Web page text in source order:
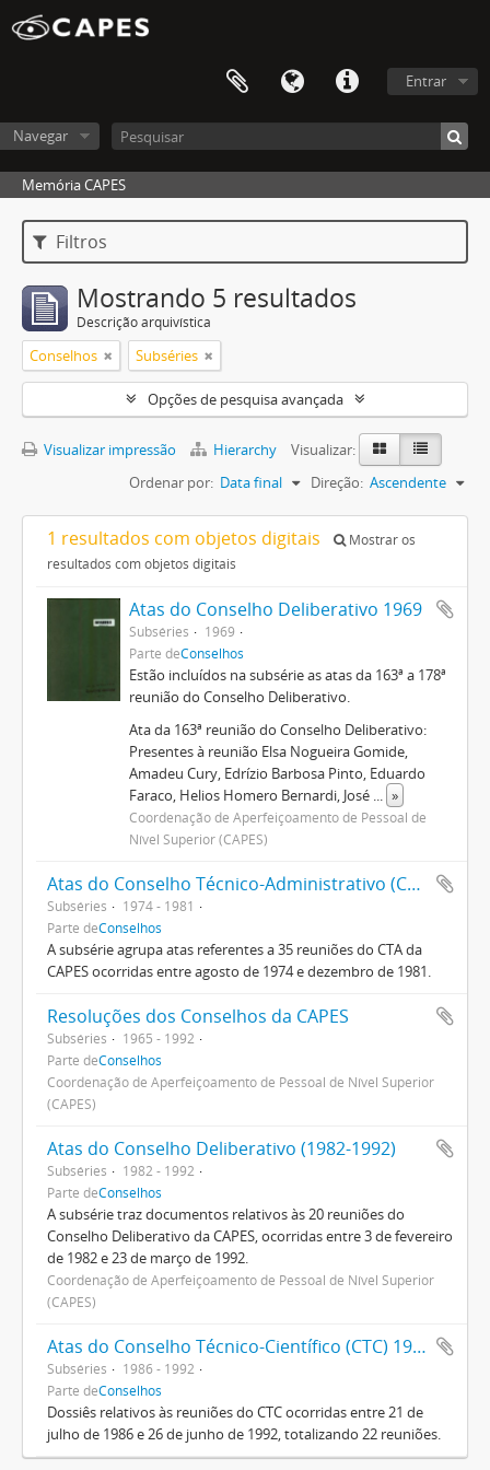
Entrar
Navegar
Memória CAPES
Filtros
Mostrando 5 resultados
Descrição arquivística
Conselhos Subséries
Opções de pesquisa avançada
Visualizar impressão Hierarchy
Visualizar:
Ordenar por: Data final Direção: Ascendente
1 resultados com objetos digitais
Mostrar os
resultados com objetos digitais
Atas do Conselho Deliberativo 1969
Subséries
1969
Parte deConselhos
Estão incluídos na subsérie as atas da 163ª a 178ª
reunião do Conselho Deliberativo.
Ata da 163ª reunião do Conselho Deliberativo:
Presentes à reunião Elsa Nogueira Gomide,
Amadeu Cury, Edrízio Barbosa Pinto, Eduardo
Faraco, Helios Homero Bernardi, José ... »
Coordenação de Aperfeiçoamento de Pessoal de
Nível Superior (CAPES)
Atas do Conselho Técnico-Administrativo (CTA) 1974-1981
Subséries
1974 - 1981
Parte deConselhos
A subsérie agrupa atas referentes a 35 reuniões do CTA da
CAPES ocorridas entre agosto de 1974 e dezembro de 1981.
Resoluções dos Conselhos da CAPES
Subséries
1965 - 1992
Parte deConselhos
Coordenação de Aperfeiçoamento de Pessoal de Nível Superior
(CAPES)
Atas do Conselho Deliberativo (1982-1992)
Subséries
1982 - 1992
Parte deConselhos
A subsérie traz documentos relativos às 20 reuniões do
Conselho Deliberativo da CAPES, ocorridas entre 3 de fevereiro
de 1982 e 23 de março de 1992.
Coordenação de Aperfeiçoamento de Pessoal de Nível Superior
(CAPES)
Atas do Conselho Técnico-Científico (CTC) 1986-1992
Subséries
1986 - 1992
Parte deConselhos
Dossiês relativos às reuniões do CTC ocorridas entre 21 de
julho de 1986 e 26 de junho de 1992, totalizando 22 reuniões.